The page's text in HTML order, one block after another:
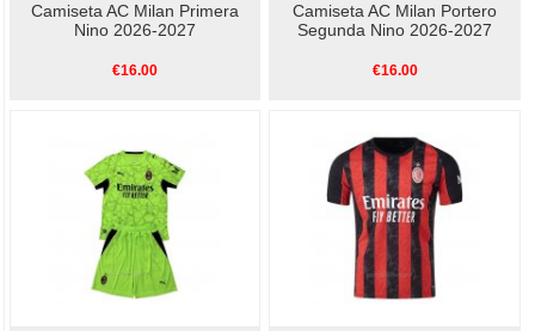
Camiseta AC Milan Primera
Nino 2026-2027
€16.00
Camiseta AC Milan Portero
Segunda Nino 2026-2027
€16.00